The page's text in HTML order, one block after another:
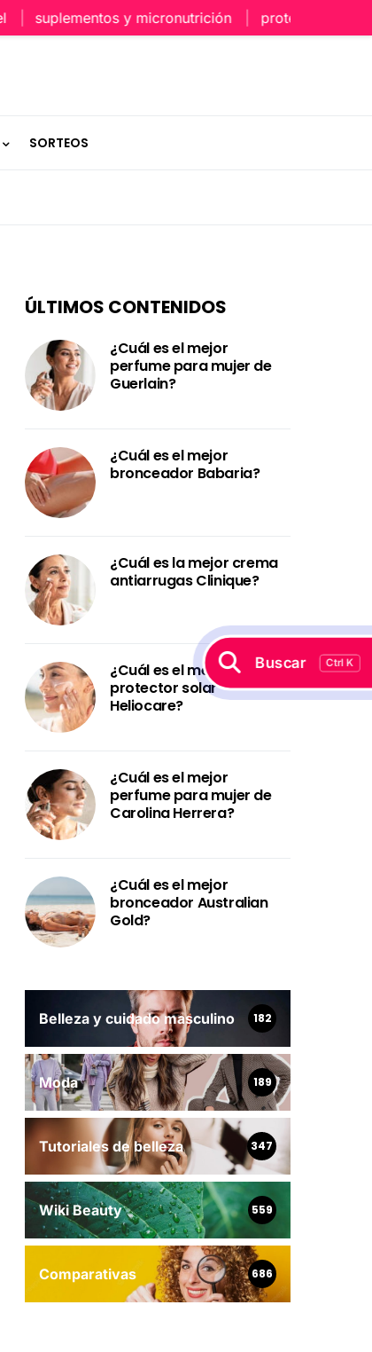
suplementos y micronutrición protección capilar
SORTEOS
ÚLTIMOS CONTENIDOS
¿Cuál es el mejor
perfume para mujer de
Guerlain?
¿Cuál es el mejor
bronceador Babaria?
¿Cuál es la mejor crema
antiarrugas Clinique?
¿Cuál es el mejor
protector solar
Heliocare?
¿Cuál es el mejor
perfume para mujer de
Carolina Herrera?
¿Cuál es el mejor
bronceador Australian
Gold?
Belleza y cuidado masculino 182
Moda 189
Tutoriales de belleza 347
Wiki Beauty 559
Comparativas 686
Buscar Ctrl K